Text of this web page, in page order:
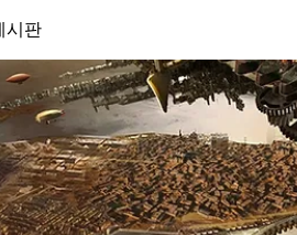
시판